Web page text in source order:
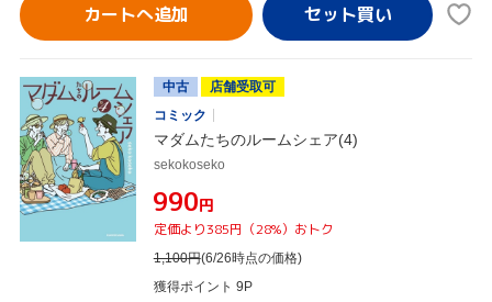
カートへ追加
中古
店舗受取可
コミック
マダムたちのルームシェア(4)
sekokoseko
¥990円
定価より385円（28%）おトク
1,100円(6/26時点の価格)
獲得ポイント 9P